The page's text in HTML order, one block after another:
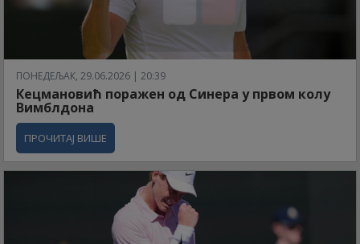
ПОНЕДЕЉАК, 29.06.2026 | 20:39
Кецмановић поражен од Синера у првом колу
Вимблдона
ПРОЧИТАЈ ВИШЕ